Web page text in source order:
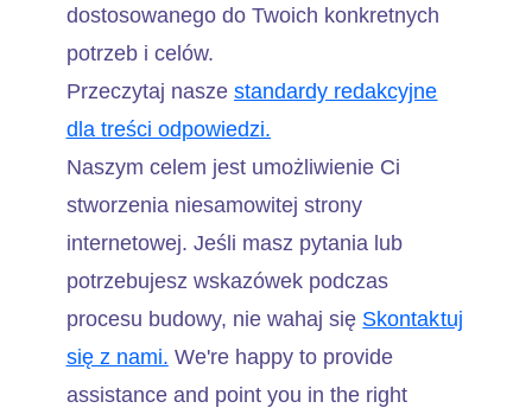
dostosowanego do Twoich konkretnych
potrzeb i celów.
Przeczytaj nasze standardy redakcyjne
dla treści odpowiedzi.
Naszym celem jest umożliwienie Ci
stworzenia niesamowitej strony
internetowej. Jeśli masz pytania lub
potrzebujesz wskazówek podczas
procesu budowy, nie wahaj się Skontaktuj
się z nami. We're happy to provide
assistance and point you in the right